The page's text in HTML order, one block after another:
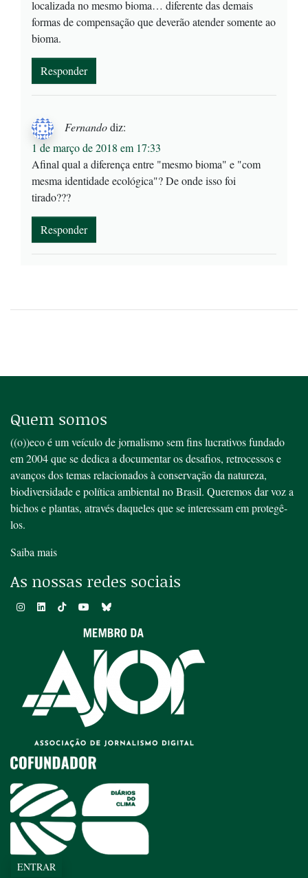
localizada no mesmo bioma… diferente das demais
formas de compensação que deverão atender somente ao
bioma.
Responder
Fernandodiz:
1 de março de 2018 em 17:33
Afinal qual a diferença entre "mesmo bioma" e "com
mesma identidade ecológica"? De onde isso foi
tirado???
Responder
Quem somos
((o))eco é um veículo de jornalismo sem fins lucrativos fundado
em 2004 que se dedica a documentar os desafios, retrocessos e
avanços dos temas relacionados à conservação da natureza,
biodiversidade e política ambiental no Brasil. Queremos dar voz a
bichos e plantas, através daqueles que se interessam em protegê-
los.
Saiba mais
As nossas redes sociais
ENTRAR